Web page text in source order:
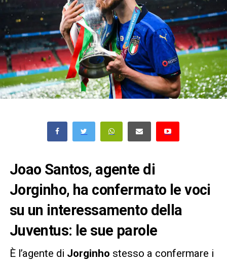
Joao Santos, agente di
Jorginho, ha confermato le voci
su un interessamento della
Juventus: le sue parole
È l’agente di Jorginho stesso a confermare i